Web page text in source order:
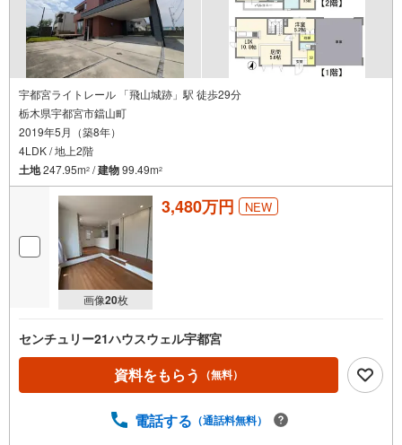
宇都宮ライトレール 「飛山城跡」駅 徒歩29分
栃木県宇都宮市鐺山町
2019年5月（築8年）
4LDK / 地上2階
土地247.95m2 /建物99.49m2
画像20枚
3,480万円 NEW
センチュリー21ハウスウェル宇都宮
資料をもらう （無料）
電話する （通話料無料）